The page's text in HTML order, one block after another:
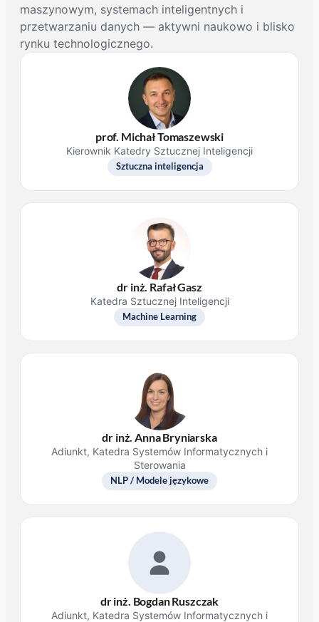
maszynowym, systemach inteligentnych i
przetwarzaniu danych — aktywni naukowo i blisko
rynku technologicznego.
prof. Michał Tomaszewski
Kierownik Katedry Sztucznej Inteligencji
Sztuczna inteligencja
dr inż. Rafał Gasz
Katedra Sztucznej Inteligencji
Machine Learning
dr inż. Anna Bryniarska
Adiunkt, Katedra Systemów Informatycznych i
Sterowania
NLP / Modele językowe
dr inż. Bogdan Ruszczak
Adiunkt, Katedra Systemów Informatycznych i